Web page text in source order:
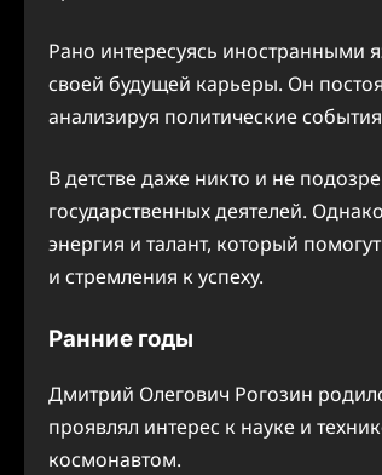
Рано интересуясь иностранными
своей будущей карьеры. Он
анализируя политические
В детстве даже никто и не
государственных деятелей.
энергия и талант, который
и стремления к успеху.
Ранние годы
Дмитрий Олегович Рогозин
проявлял интерес к науке и
космонавтом.